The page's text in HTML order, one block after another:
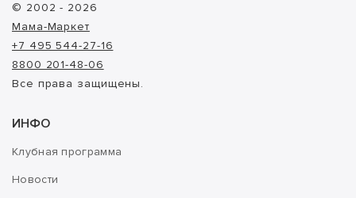
© 2002 - 2026
Мама-Маркет
+7 495 544-27-16
8800 201-48-06
Все права защищены.
ИНФО
Клубная программа
Новости